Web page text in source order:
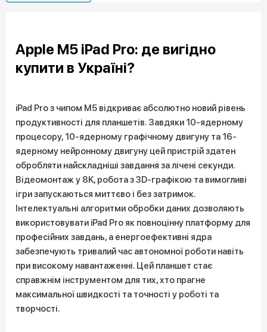
Apple M5 iPad Pro: де вигідно
купити в Україні?
iPad Pro з чипом M5 відкриває абсолютно новий рівень
продуктивності для планшетів. Завдяки 10-ядерному
процесору, 10-ядерному графічному двигуну та 16-
ядерному нейронному двигуну цей пристрій здатен
обробляти найскладніші завдання за лічені секунди.
Відеомонтаж у 8K, робота з 3D-графікою та вимогливі
ігри запускаються миттєво і без затримок.
Інтелектуальні алгоритми обробки даних дозволяють
використовувати iPad Pro як повноцінну платформу для
професійних завдань, а енергоефективні ядра
забезпечують тривалий час автономної роботи навіть
при високому навантаженні. Цей планшет стає
справжнім інструментом для тих, хто прагне
максимальної швидкості та точності у роботі та
творчості.